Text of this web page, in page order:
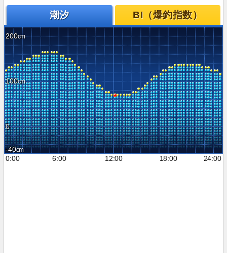
潮汐 BI（爆釣指数）
200
100
0
-40
0:00
6:00 12:00 18:00 24:00